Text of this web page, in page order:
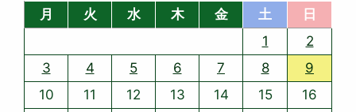
月
火 水 木 金 土
日
1
2
3
4 5 6 7 8
9
10
11 12 13 14 15
16